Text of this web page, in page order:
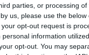
parties, or processing
us, please use the
opt-out request is
information
opt-out. You may